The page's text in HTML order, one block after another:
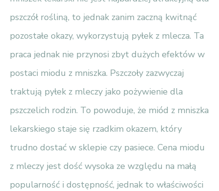
pszczół rośliną, to jednak zanim zaczną kwitnąć
pozostałe okazy, wykorzystują pyłek z mlecza. Ta
praca jednak nie przynosi zbyt dużych efektów w
postaci miodu z mniszka. Pszczoły zazwyczaj
traktują pyłek z mleczy jako pożywienie dla
pszczelich rodzin. To powoduje, że miód z mniszka
lekarskiego staje się rzadkim okazem, który
trudno dostać w sklepie czy pasiece. Cena miodu
z mleczy jest dość wysoka ze względu na małą
popularność i dostępność, jednak to właściwości